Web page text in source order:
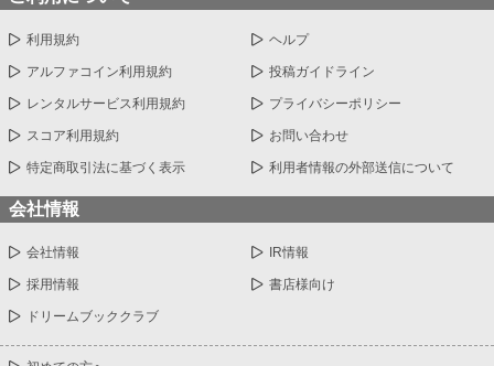
利用規約 ヘルプ
アルファコイン利用規約 投稿ガイドライン
レンタルサービス利用規約 プライバシーポリシー
スコア利用規約 お問い合わせ
特定商取引法に基づく表示 利用者情報の外部送信について
会社情報
会社情報 IR情報
採用情報 書店様向け
ドリームブッククラブ